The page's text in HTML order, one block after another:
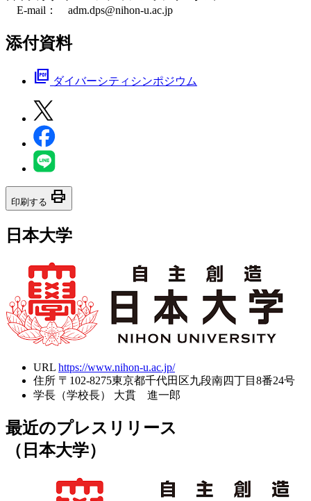
E-mail： adm.dps@nihon-u.ac.jp
添付資料
picture_as_pdf ダイバーシティシンポジウム
印刷する print
日本大学
URL https://www.nihon-u.ac.jp/
住所 〒102-8275東京都千代田区九段南四丁目8番24号
学長（学校長）
大貫 進一郎
最近のプレスリリース
（日本大学）